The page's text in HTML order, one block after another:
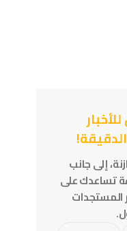
إلى جانب
تساعدك على
المستجدات